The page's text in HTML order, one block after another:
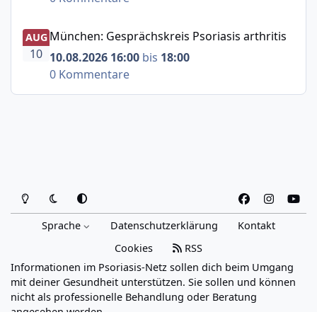
München: Gesprächskreis Psoriasis arthritis
AUG
10
München: Gesprächskreis Psoriasis arthritis
10.08.2026 16:00 bis 18:00
0 Kommentare
Heller ModusDunkler Modus
Systemeinstellung
a
b
o
o
n
s
a
g
o
u
b
Sprache Datenschutzerklärung
Kontakt
Cookies
RSS
Informationen im Psoriasis-Netz sollen dich beim Umgang
mit deiner Gesundheit unterstützen. Sie sollen und können
nicht als professionelle Behandlung oder Beratung
angesehen werden.